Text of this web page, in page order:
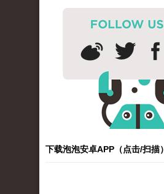
下载泡泡安卓APP（点击/扫描）